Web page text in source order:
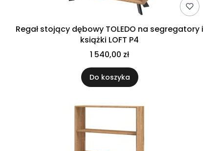
Regał stojący dębowy TOLEDO na segregatory i
książki LOFT P4
1 540,00 zł
Do koszyka